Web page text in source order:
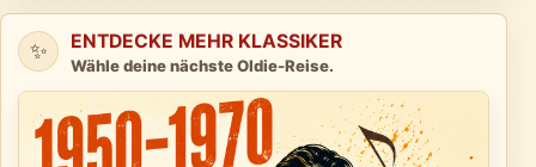
✨ ENTDECKE MEHR KLASSIKER
Wähle deine nächste Oldie-Reise.